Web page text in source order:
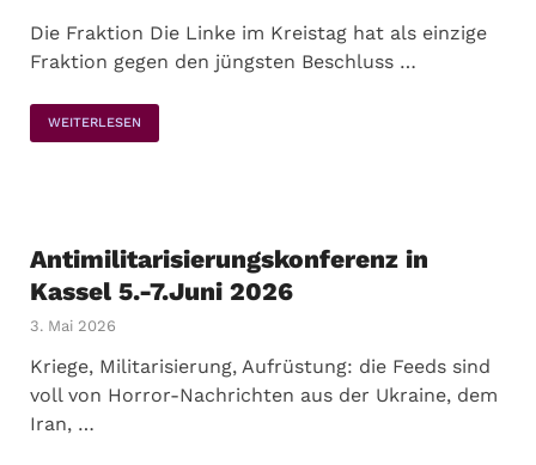
Die Fraktion Die Linke im Kreistag hat als einzige
Fraktion gegen den jüngsten Beschluss …
WEITERLESEN
Antimilitarisierungskonferenz in
Kassel 5.-7.Juni 2026
3. Mai 2026
Kriege, Militarisierung, Aufrüstung: die Feeds sind
voll von Horror-Nachrichten aus der Ukraine, dem
Iran, …